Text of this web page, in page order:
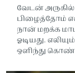
வேடன்
பிழைத்தோம்
நான் மறக்க
ஓடியது.
ஒளிந்து